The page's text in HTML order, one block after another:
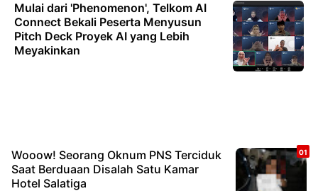
Mulai dari 'Phenomenon', Telkom AI
Connect Bekali Peserta Menyusun
Pitch Deck Proyek AI yang Lebih
Meyakinkan
Wooow! Seorang Oknum PNS Terciduk
Saat Berduaan Disalah Satu Kamar
Hotel Salatiga